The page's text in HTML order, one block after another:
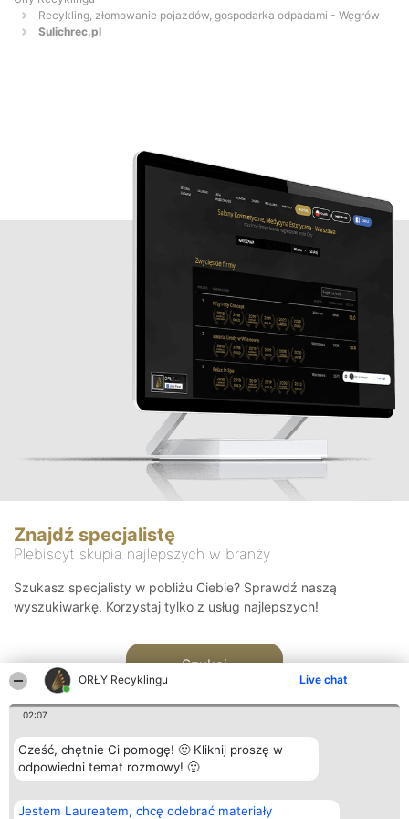
ORŁY Recyklingu Live chat
02:07
Cześć, chętnie Ci pomogę! 🙂 Kliknij proszę w
odpowiedni temat rozmowy! 🙂
Jestem Laureatem, chcę odebrać materiały
Recykling, złomowanie pojazdów, gospodarka odpadami - Węgrów
Sulichrec.pl
Znajdź specjalistę
Plebiscyt skupia najlepszych w branży
Szukasz specjalisty w pobliżu Ciebie? Sprawdź naszą
wyszukiwarkę. Korzystaj tylko z usług najlepszych!
Szukaj
Organizator plebiscytu
Bright Side Solutions sp. z o.
Plebiscyt
Laureaci
Kontakt
Kontakt